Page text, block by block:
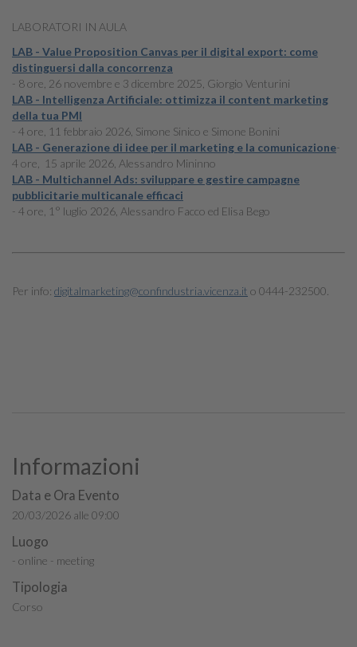
LABORATORI IN AULA
LAB - Value Proposition Canvas per il digital export: come
distinguersi dalla concorrenza
- 8 ore, 26 novembre e 3 dicembre 2025, Giorgio Venturini
LAB - Intelligenza Artificiale: ottimizza il content marketing
della tua PMI
- 4 ore, 11 febbraio 2026, Simone Sinico e Simone Bonini
LAB - Generazione di idee per il marketing e la comunicazione-
4 ore, 15 aprile 2026, Alessandro Mininno
LAB - Multichannel Ads: sviluppare e gestire campagne
pubblicitarie multicanale efficaci
- 4 ore, 1° luglio 2026, Alessandro Facco ed Elisa Bego
Per info: digitalmarketing@confindustria.vicenza.it o 0444-232500.
Informazioni
Data e Ora Evento
20/03/2026 alle 09:00
Luogo
- online - meeting
Tipologia
Corso